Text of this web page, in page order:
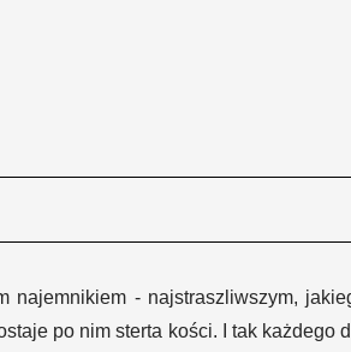
najemnikiem - najstraszliwszym,
po nim sterta kości. I tak